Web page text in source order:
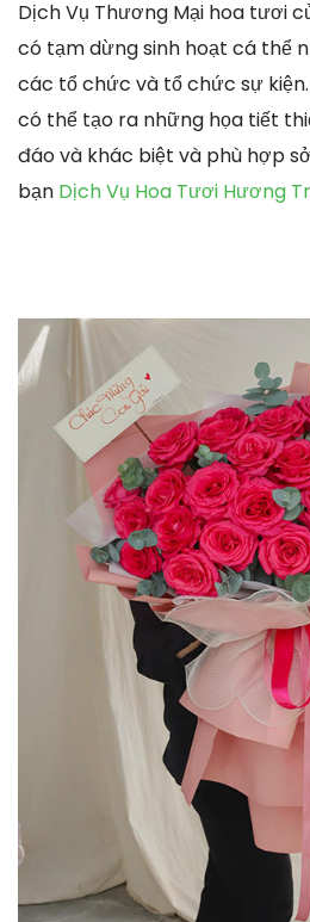
Dịch Vụ Thương Mại hoa tươi
có tạm dừng sinh hoạt cá thể
các tổ chức và tổ chức sự
có thể tạo ra những họa tiết
đáo và khác biệt và phù hợp
bạn Dịch Vụ Hoa Tươi Hương